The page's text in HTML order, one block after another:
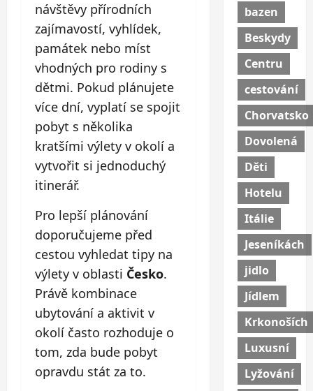
návštěvy přírodních
zajímavostí, vyhlídek,
památek nebo míst
vhodných pro rodiny s
dětmi. Pokud plánujete
více dní, vyplatí se spojit
pobyt s několika
kratšími výlety v okolí a
vytvořit si jednoduchý
itinerář.
Pro lepší plánování
doporučujeme před
cestou vyhledat tipy na
výlety v oblasti Česko.
Právě kombinace
ubytování a aktivit v
okolí často rozhoduje o
tom, zda bude pobyt
opravdu stát za to.
bazen
Beskydy
Centru
cestování
Chorvatsko
Dovolená
Děti
Hotelu
Itálie
Jeseníkách
jidlo
Jídlem
Krkonoších
Luxusní
Lyžování